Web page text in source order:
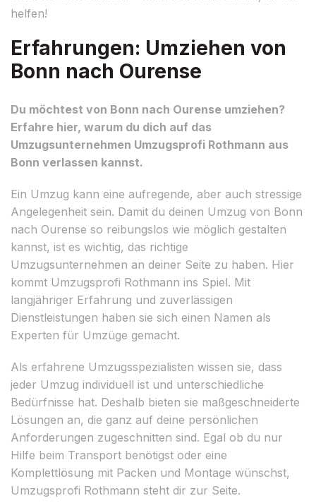
helfen!
Erfahrungen: Umziehen von
Bonn nach Ourense
Du möchtest von Bonn nach Ourense umziehen?
Erfahre hier, warum du dich auf das
Umzugsunternehmen Umzugsprofi Rothmann aus
Bonn verlassen kannst.
Ein Umzug kann eine aufregende, aber auch stressige
Angelegenheit sein. Damit du deinen Umzug von Bonn
nach Ourense so reibungslos wie möglich gestalten
kannst, ist es wichtig, das richtige
Umzugsunternehmen an deiner Seite zu haben. Hier
kommt Umzugsprofi Rothmann ins Spiel. Mit
langjähriger Erfahrung und zuverlässigen
Dienstleistungen haben sie sich einen Namen als
Experten für Umzüge gemacht.
Als erfahrene Umzugsspezialisten wissen sie, dass
jeder Umzug individuell ist und unterschiedliche
Bedürfnisse hat. Deshalb bieten sie maßgeschneiderte
Lösungen an, die ganz auf deine persönlichen
Anforderungen zugeschnitten sind. Egal ob du nur
Hilfe beim Transport benötigst oder eine
Komplettlösung mit Packen und Montage wünschst,
Umzugsprofi Rothmann steht dir zur Seite.